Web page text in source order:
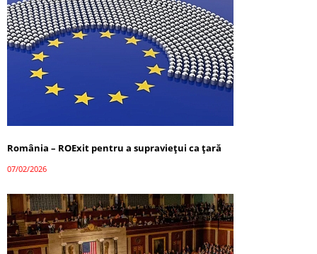
România – ROExit pentru a supraviețui ca țară
07/02/2026